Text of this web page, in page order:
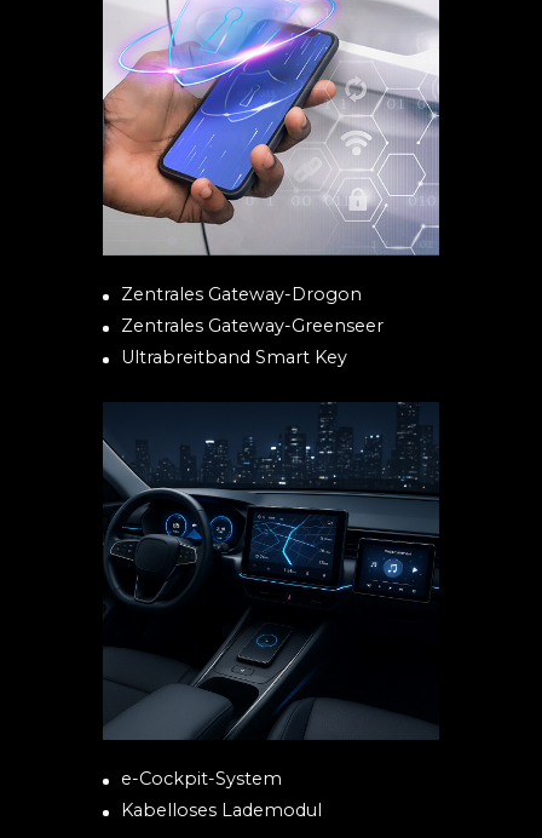
Zentrales Gateway-Drogon
Zentrales Gateway-Greenseer
Ultrabreitband Smart Key
e-Cockpit-System
Kabelloses Lademodul